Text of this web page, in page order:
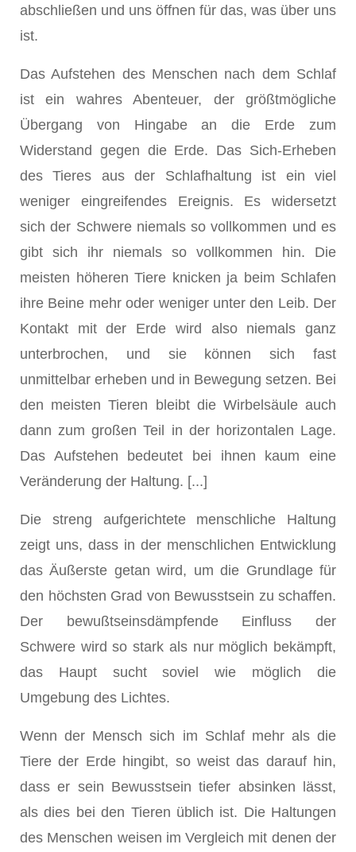
abschließen und uns öffnen für das, was über uns
ist.
Das Aufstehen des Menschen nach dem Schlaf
ist ein wahres Abenteuer, der größtmögliche
Übergang von Hingabe an die Erde zum
Widerstand gegen die Erde. Das Sich-Erheben
des Tieres aus der Schlafhaltung ist ein viel
weniger ein­greifendes Ereignis. Es widersetzt
sich der Schwere niemals so vollkommen und es
gibt sich ihr niemals so vollkommen hin. Die
meisten höheren Tiere knicken ja beim Schlafen
ihre Beine mehr oder weniger unter den Leib. Der
Kontakt mit der Erde wird also niemals ganz
unterbrochen, und sie können sich fast
unmittelbar erheben und in Bewegung setzen. Bei
den meisten Tieren bleibt die Wirbelsäule auch
dann zum großen Teil in der horizontalen Lage.
Das Auf­stehen bedeutet bei ihnen kaum eine
Veränderung der Haltung. [...]
Die streng aufgerichtete menschliche Haltung
zeigt uns, dass in der mensch­lichen Entwicklung
das Äußerste getan wird, um die Grundlage für
den höch­sten Grad von Bewusstsein zu schaffen.
Der bewußtseinsdämpfende Einfluss der
Schwere wird so stark als nur möglich bekämpft,
das Haupt sucht soviel wie möglich die
Umgebung des Lichtes.
Wenn der Mensch sich im Schlaf mehr als die
Tiere der Erde hingibt, so weist das darauf hin,
dass er sein Bewusstsein tiefer absinken lässt,
als dies bei den Tieren üblich ist. Die Haltungen
des Menschen weisen im Vergleich mit denen der